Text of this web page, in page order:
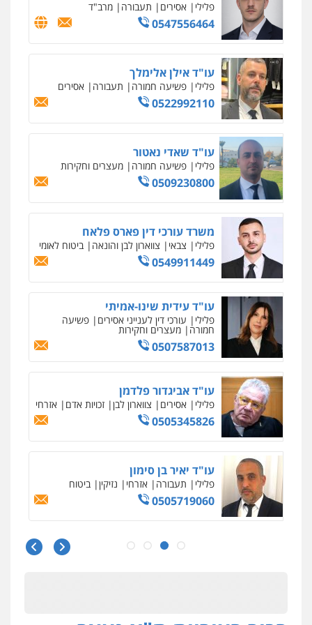
פלילי כלכלי פשיעה חמורה נוער
0505555110
עו"ד משה פלמור
פלילי כלכלי צווארון לבן עורכי דין לענייני
אסירים
0549732303
סלימאן אבו שעירה – משרד עורכי דין
פלילי בטחוני צבאי נזיקין
0547780927
עו"ד אסף גונן
פלילי פשע חמור תעבורה צבא מעצרים
וחקירות
0542255161
גל דהן – משרד עורך דין פלילי
פלילי פשיעה חמורה סמים מעצרים
וחקירות
0544723840
עו"ד ראוף נג'אר
פלילי עורכי דין לענייני אסירים מעצרים
סמים רכוש
0548009246
עו"ד אלון ארז
פלילי צבאי סמים אלימות במשפחה
לבן
0507368203
שחר לדובסקי, עו"ד
עבירות המתה עורכי